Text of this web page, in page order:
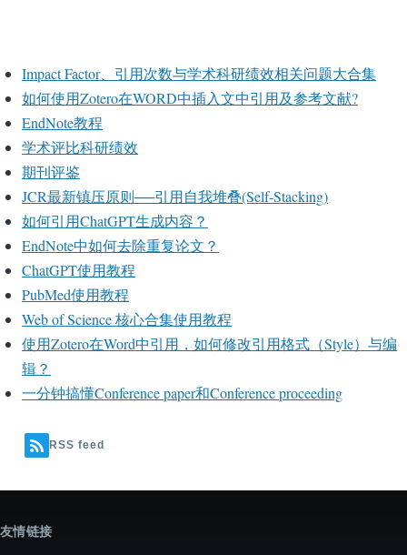
Impact Factor、引用次数与学术科研绩效相关问题大合集
如何使用Zotero在WORD中插入文中引用及参考文献?
EndNote教程
学术评比科研绩效
期刊评鉴
JCR最新镇压原则──引用自我堆叠(Self-Stacking)
如何引用ChatGPT生成内容？
EndNote中如何去除重复论文？
ChatGPT使用教程
PubMed使用教程
Web of Science 核心合集使用教程
使用Zotero在Word中引用，如何修改引用格式（Style）与编
辑？
一分钟搞懂Conference paper和Conference proceeding
RSS feed
友情链接